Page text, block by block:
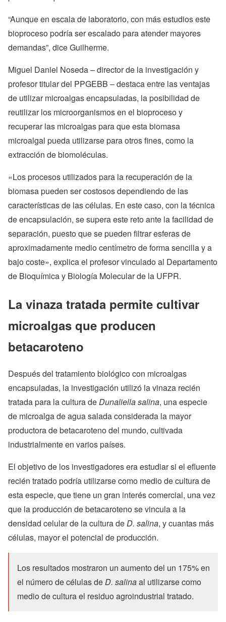
“Aunque en escala de laboratorio, con más estudios este
bioproceso podría ser escalado para atender mayores
demandas”, dice Guilherme.
Miguel Daniel Noseda – director de la investigación y
profesor titular del PPGEBB – destaca entre las ventajas
de utilizar microalgas encapsuladas, la posibilidad de
reutilizar los microorganismos en el bioproceso y
recuperar las microalgas para que esta biomasa
microalgal pueda utilizarse para otros fines, como la
extracción de biomoléculas.
«Los procesos utilizados para la recuperación de la
biomasa pueden ser costosos dependiendo de las
características de las células. En este caso, con la técnica
de encapsulación, se supera este reto ante la facilidad de
separación, puesto que se pueden filtrar esferas de
aproximadamente medio centímetro de forma sencilla y a
bajo coste», explica el profesor vinculado al Departamento
de Bioquímica y Biología Molecular de la UFPR.
La vinaza tratada permite cultivar
microalgas que producen
betacaroteno
Después del tratamiento biológico con microalgas
encapsuladas, la investigación utilizó la vinaza recién
tratada para la cultura deDunaliella salina, una especie
de microalga de agua salada considerada la mayor
productora de betacaroteno del mundo, cultivada
industrialmente en varios países.
El objetivo de los investigadores era estudiar si el efluente
recién tratado podría utilizarse como medio de cultura de
esta especie, que tiene un gran interés comercial, una vez
que la producción de betacaroteno se vincula a la
densidad celular de la cultura deD. salina, y cuantas más
células, mayor el potencial de producción.
Los resultados mostraron un aumento del un 175% en
el número de células deD. salinaal utilizarse como
medio de cultura el residuo agroindustrial tratado.